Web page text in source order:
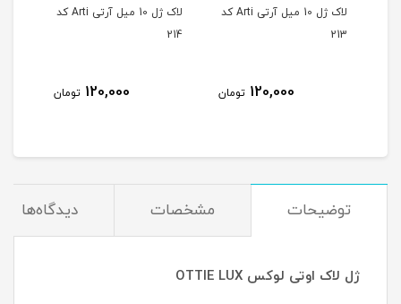
لاک ژل 10 میل آرتی Arti کد
213
120,000 تومان
لاک ژل 10 میل آرتی Arti کد
214
120,000 تومان
توضیحات مشخصات دیدگاه‌ها
ژل لاک اوتی لوکس OTTIE LUX